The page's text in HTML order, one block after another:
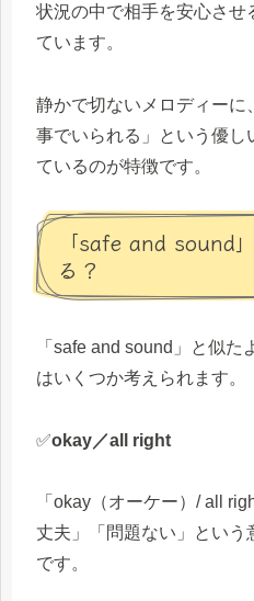
状況の中で相手を安心させ
ています。
静かで切ないメロディーに
事でいられる」という優し
ているのが特徴です。
「safe and sound
る？
「safe and sound」と似
はいくつか考えられます。
✅okay／all right
「okay（オーケー）/ all
丈夫」「問題ない」という
です。